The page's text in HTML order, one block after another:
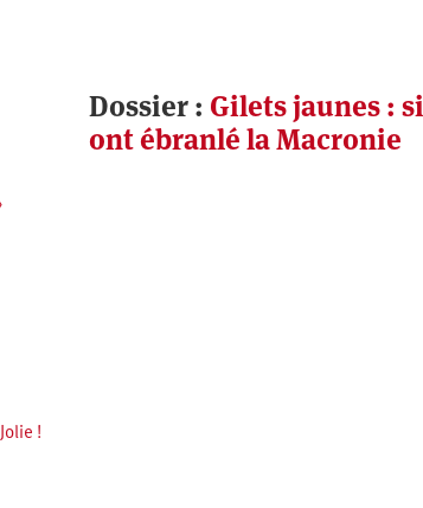
Dossier : Gilets jaunes :
ont ébranlé la Macronie
!